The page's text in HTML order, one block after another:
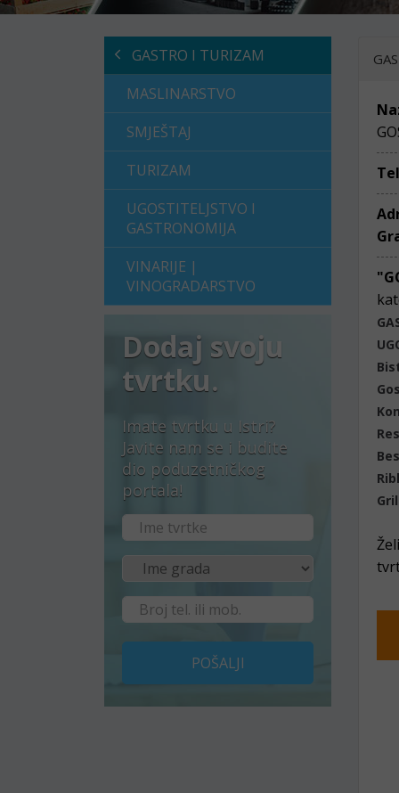
GASTRO I TURIZAM
MASLINARSTVO
SMJEŠTAJ
TURIZAM
UGOSTITELJSTVO I
GASTRONOMIJA
VINARIJE |
VINOGRADARSTVO
Dodaj svoju
tvrtku.
Imate tvrtku u Istri?
Javite nam se i budite
dio poduzetničkog
portala!
POŠALJI